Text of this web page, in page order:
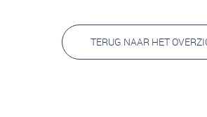
TERUG NAAR HET